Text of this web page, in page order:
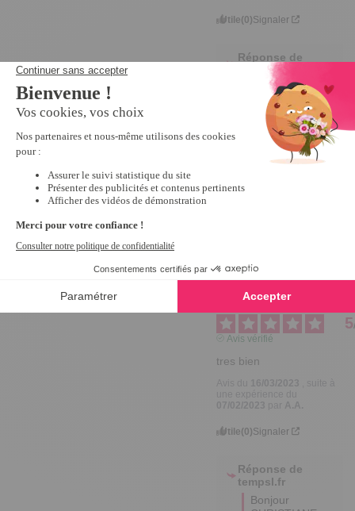
Utile(0)Signaler
Réponse de
tempsl.fr
Bonjour
ANNIE,
Merci
beaucoup
d'avoir
posté cet
Abir.
5
Avis vérifié
tres bien
16/03/2023
, suite à
07/02/2023
A.A.
Utile(0)Signaler
Réponse de
tempsl.fr
Bonjour